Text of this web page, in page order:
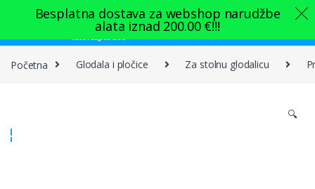
Skip to navigation
Skip to content
Početna Glodala i pločice Za stolnu glodalicu
🔍
Besplatna dostava za webshop narudžbe
alata iznad 200.00 €!!!